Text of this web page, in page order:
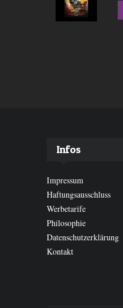
Infos
Impressum
Haftungsausschluss
Werbetarife
Philosophie
Datenschutzerklärung
Kontakt